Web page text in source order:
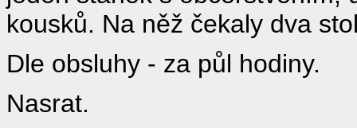
kousků. Na něž čekaly dva
Dle obsluhy - za půl hodiny.
Nasrat.